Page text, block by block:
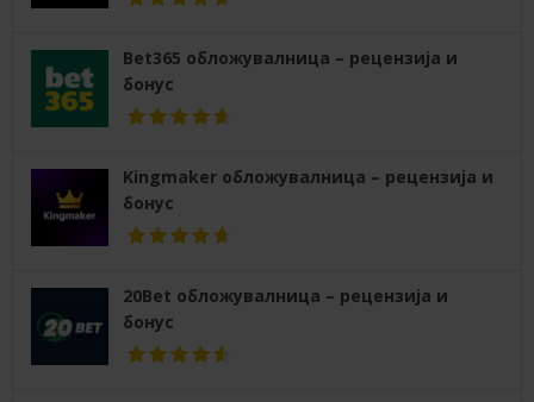
Bet365 обложувалница – рецензија и
бонус
Kingmaker обложувалница – рецензија и
бонус
20Bet обложувалница – рецензија и
бонус